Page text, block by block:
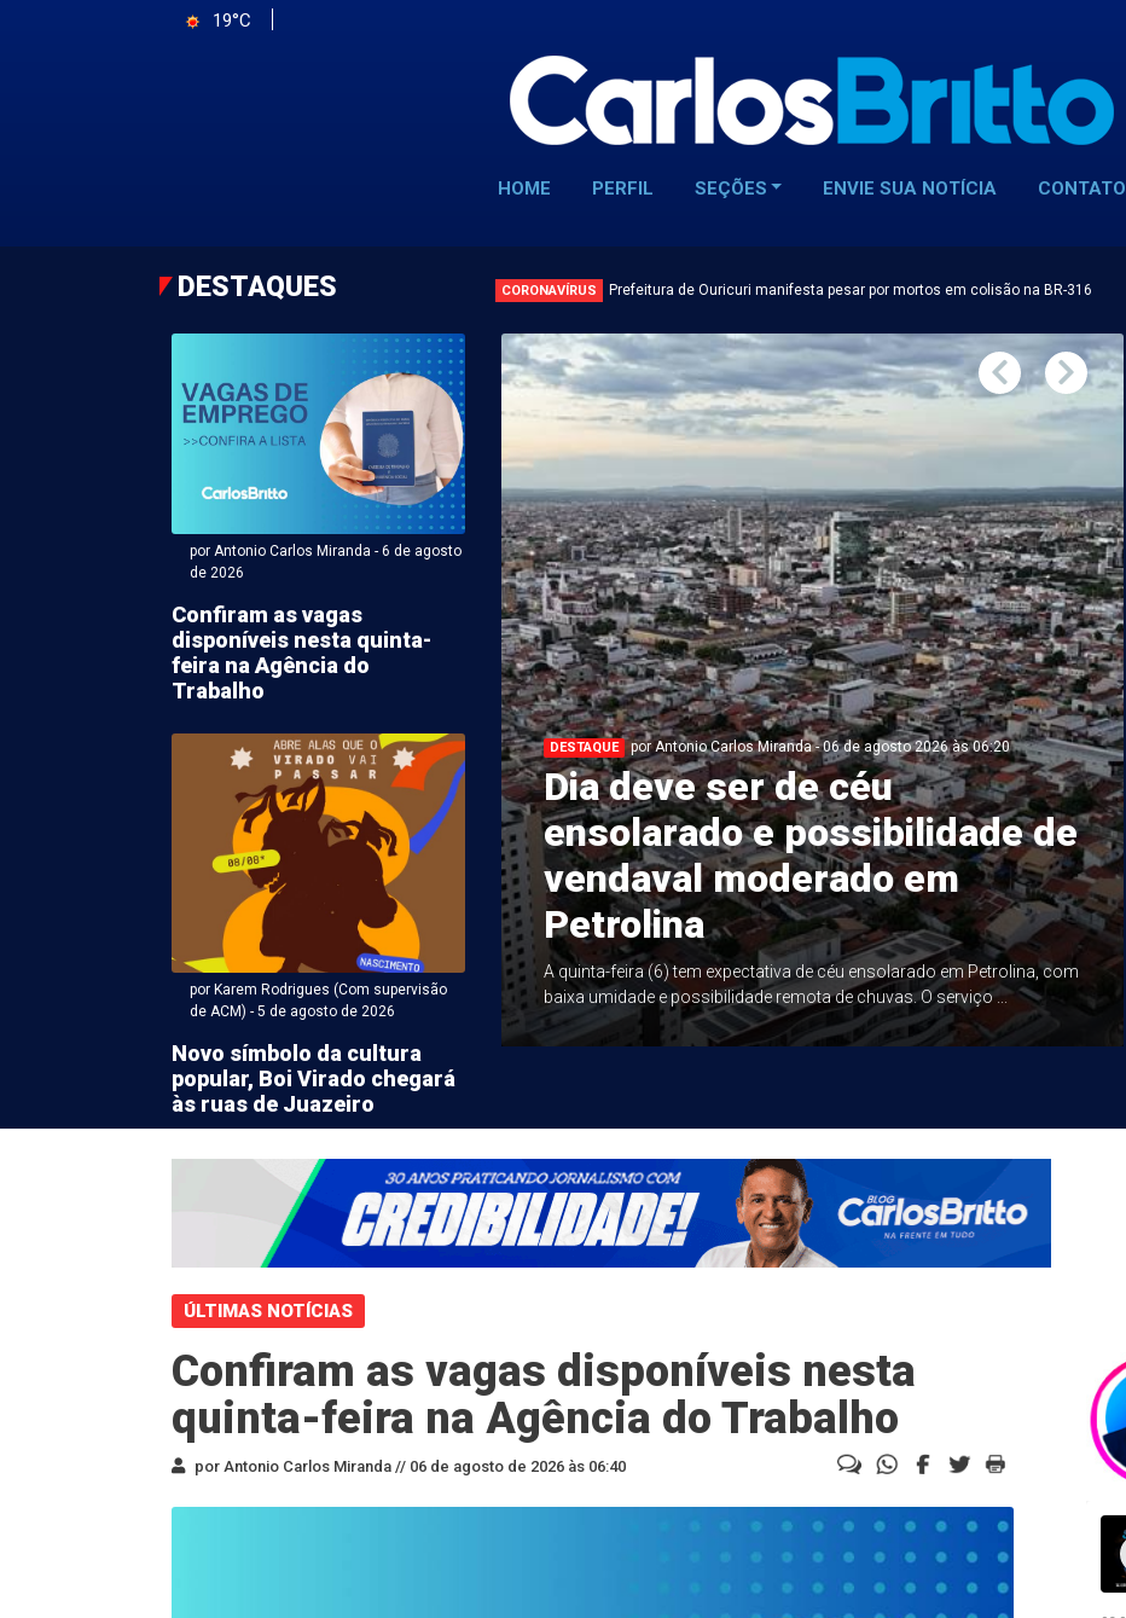
19°C
HOME PERFIL SEÇÕES ENVIE SUA NOTÍCIA CONTATO
DESTAQUES CORONAVÍRUS Prefeitura de Ouricuri manifesta pesar por mortos em colisão na BR-316
por Antonio Carlos Miranda - 6 de agosto
de 2026
Confiram as vagas
disponíveis nesta quinta-
feira na Agência do
Trabalho
por Karem Rodrigues (Com supervisão
de ACM) - 5 de agosto de 2026
Novo símbolo da cultura
popular, Boi Virado chegará
às ruas de Juazeiro
Carlos Miranda - 05 de agosto 2026 às 20:00
Motorista
153 kg de
é detido pela PRF
transportava 153 quilos de maconha foi detido, na
tentar fugir de uma fiscalização da ...
DESTAQUE por Antonio Carlos Miranda - 06 de agosto 2026 às 06:20
Dia deve ser de céu
ensolarado e possibilidade de
vendaval moderado em
Petrolina
A quinta-feira (6) tem expectativa de céu ensolarado em Petrolina, com
baixa umidade e possibilidade remota de chuvas. O serviço ...
ÚLTIMAS NOTÍCIAS
Confiram as vagas disponíveis nesta
quinta-feira na Agência do Trabalho
por Antonio Carlos Miranda // 06 de agosto de 2026 às 06:40